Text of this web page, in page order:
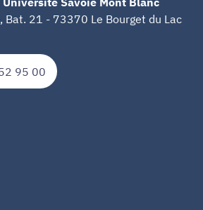
95 00
Bat. 21 - 73370 Le Bourget du Lac